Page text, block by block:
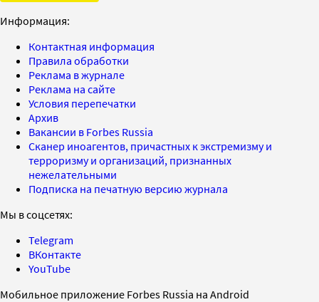
Информация:
Контактная информация
Правила обработки
Реклама в журнале
Реклама на сайте
Условия перепечатки
Архив
Вакансии в Forbes Russia
Сканер иноагентов, причастных к экстремизму и
терроризму и организаций, признанных
нежелательными
Подписка на печатную версию журнала
Мы в соцсетях:
Telegram
ВКонтакте
YouTube
Мобильное приложение Forbes Russia на Android